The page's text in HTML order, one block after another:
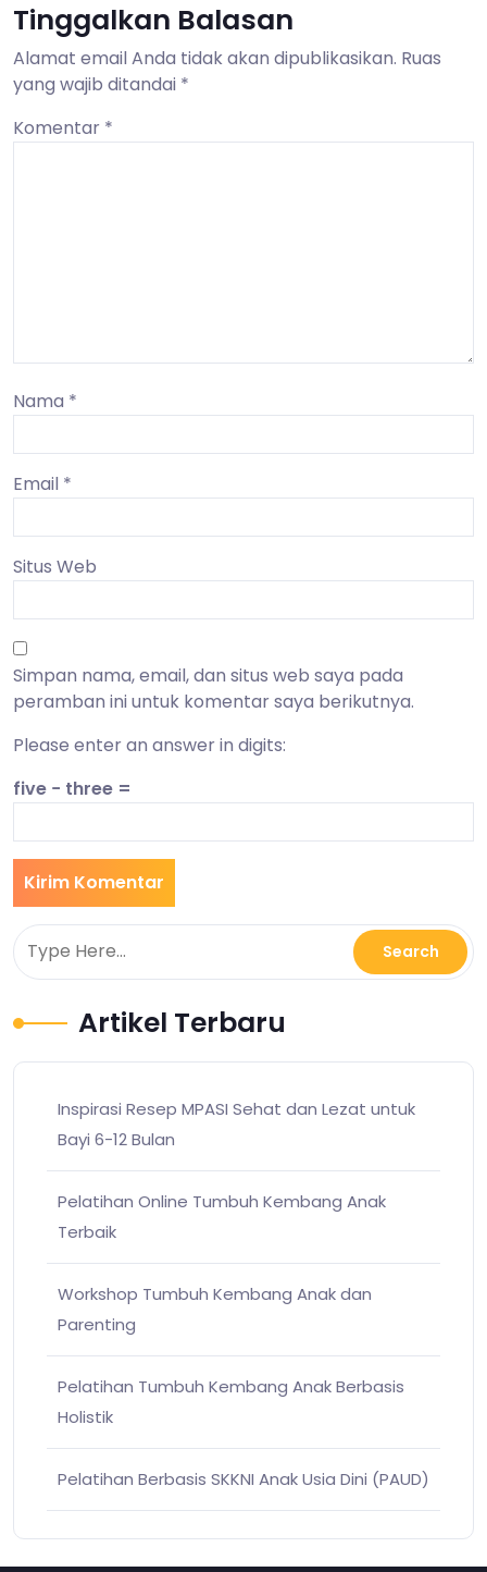
Tinggalkan Balasan
Alamat email Anda tidak akan dipublikasikan. Ruas
yang wajib ditandai *
Komentar *
Nama *
Email *
Situs Web
Simpan nama, email, dan situs web saya pada
peramban ini untuk komentar saya berikutnya.
Please enter an answer in digits:
five − three =
Artikel Terbaru
Inspirasi Resep MPASI Sehat dan Lezat untuk
Bayi 6-12 Bulan
Pelatihan Online Tumbuh Kembang Anak
Terbaik
Workshop Tumbuh Kembang Anak dan
Parenting
Pelatihan Tumbuh Kembang Anak Berbasis
Holistik
Pelatihan Berbasis SKKNI Anak Usia Dini (PAUD)